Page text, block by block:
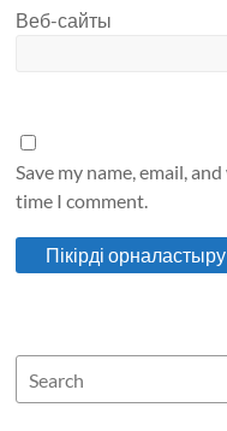
Веб-сайты
Save my name, email,
time I comment.